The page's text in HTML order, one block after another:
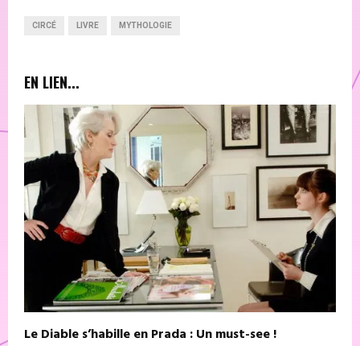
CIRCÉ LIVRE MYTHOLOGIE
EN LIEN...
Le Diable s’habille en Prada : Un must-see !